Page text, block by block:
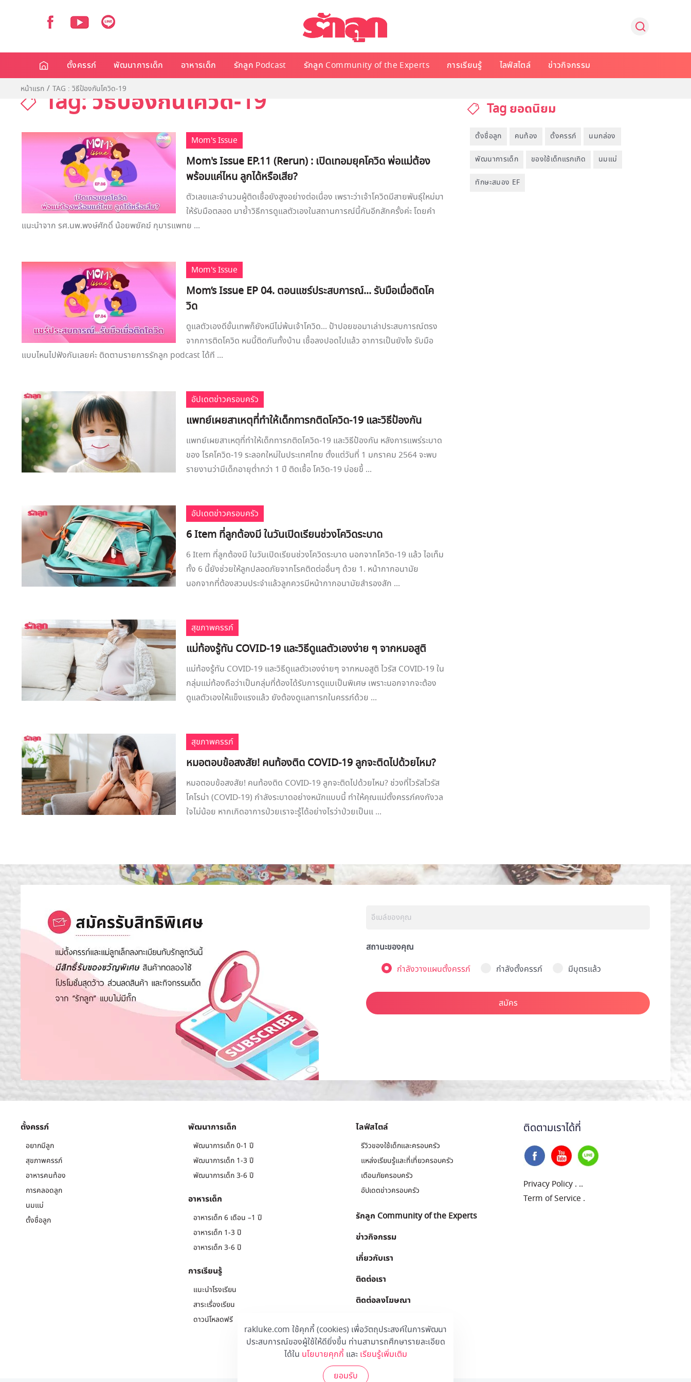
rakluke.com ใช้คุกกี้ (cookies) เพื่อวัตถุประสงค์ในการพัฒนา
ประสบการณ์ของผู้ใช้ให้ดียิ่งขึ้น ท่านสามารถศึกษารายละเอียด
ได้ใน นโยบายคุกกี้และ เรียนรู้เพิ่มเติม
ยอมรับ
ตั้งครรภ์ พัฒนาการเด็ก อาหารเด็ก รักลูก Podcast รักลูก Community of the Experts การเรียนรู้ ไลฟ์สไตล์ ข่าวกิจกรรม
หน้าแรก TAG : วิธีป้องกันโควิด-19
Tag: วิธีป้องกันโควิด-19
Mom's Issue
Mom's Issue EP.11 (Rerun) : เปิดเทอมยุคโควิด พ่อแม่ต้อง
พร้อมแค่ไหน ลูกได้หรือเสีย?
ตัวเลขและจำนวนผู้ติดเชื้อยังสูงอย่างต่อเนื่อง เพราะว่าเจ้าโควิดมีสายพันธุ์ใหม่มา
ให้รับมือตลอด มาย้ำวิธีการดูแลตัวเองในสถานการณ์นี้กันอีกสักครั้งค่ะ โดยคำ
แนะนำจาก รศ.นพ.พงษ์ศักดิ์ น้อยพยัคฆ์ กุมารแพทย ...
Mom's Issue
Mom’s Issue EP 04. ตอนแชร์ประสบการณ์... รับมือเมื่อติดโค
วิด
ดูแลตัวเองดีขั้นเทพก็ยังหนีไม่พ้นเจ้าโควิด... ป้าปอยขอมาเล่าประสบการณ์ตรง
จากการติดโควิด หนนี้ติดกันทั้งบ้าน เชื้อลงปอดไปแล้ว อาการเป็นยังไง รับมือ
แบบไหนไปฟังกันเลยค่ะ ติดตามรายการรักลูก podcast ได้ที ...
อัปเดตข่าวครอบครัว
แพทย์เผยสาเหตุที่ทำให้เด็กทารกติดโควิด-19 และวิธีป้องกัน
แพทย์เผยสาเหตุที่ทำให้เด็กทารกติดโควิด-19 และวิธีป้องกัน หลังการแพร่ระบาด
ของ โรคโควิด-19 ระลอกใหม่ในประเทศไทย ตั้งแต่วันที่ 1 มกราคม 2564 จะพบ
รายงานว่ามีเด็กอายุต่ำกว่า 1 ปี ติดเชื้อ โควิด-19 บ่อยขึ้ ...
อัปเดตข่าวครอบครัว
6 Item ที่ลูกต้องมี ในวันเปิดเรียนช่วงโควิดระบาด
6 Item ที่ลูกต้องมี ในวันเปิดเรียนช่วงโควิดระบาด นอกจากโควิด-19 แล้ว ไอเท็ม
ทั้ง 6 นี้ยังช่วยให้ลูกปลอดภัยจากโรคติดต่ออื่นๆ ด้วย 1. หน้ากากอนามัย
นอกจากที่ต้องสวมประจำแล้วลูกควรมีหน้ากากอนามัยสำรองสัก ...
สุขภาพครรภ์
แม่ท้องรู้ทัน COVID-19 และวิธีดูแลตัวเองง่าย ๆ จากหมอสูติ
แม่ท้องรู้ทัน COVID-19 และวิธีดูแลตัวเองง่ายๆ จากหมอสูติ ไวรัส COVID-19 ใน
กลุ่มแม่ท้องถือว่าเป็นกลุ่มที่ต้องได้รับการดูแบเป็นพิเศษ เพราะนอกจากจะต้อง
ดูแลตัวเองให้แข็งแรงแล้ว ยังต้องดูแลทารกในครรภ์ด้วย ...
สุขภาพครรภ์
หมอตอบข้อสงสัย! คนท้องติด COVID-19 ลูกจะติดไปด้วยไหม?
หมอตอบข้อสงสัย! คนท้องติด COVID-19 ลูกจะติดไปด้วยไหม? ช่วงที่ไวรัสไวรัส
โคโรน่า (COVID-19) กำลังระบาดอย่างหนักแบบนี้ ทำให้คุณแม่ตั้งครรภ์คงกังวล
ใจไม่น้อย หากเกิดอาการป่วยเราจะรู้ได้อย่างไรว่าป่วยเป็นแ ...
Tag ยอดนิยม
ตั้งชื่อลูก คนท้อง ตั้งครรภ์ นมกล่อง
พัฒนาการเด็ก ของใช้เด็กแรกเกิด นมแม่
ทักษะสมอง EF
สถานะของคุณ
กำลังวางแผนตั้งครรภ์
กำลังตั้งครรภ์ มีบุตรแล้ว
สมัคร
ตั้งครรภ์
อยากมีลูก
สุขภาพครรภ์
อาหารคนท้อง
การคลอดลูก
นมแม่
ตั้งชื่อลูก
พัฒนาการเด็ก
พัฒนาการเด็ก 0-1 ปี
พัฒนาการเด็ก 1-3 ปี
พัฒนาการเด็ก 3-6 ปี
อาหารเด็ก
อาหารเด็ก 6 เดือน –1 ปี
อาหารเด็ก 1-3 ปี
อาหารเด็ก 3-6 ปี
การเรียนรู้
แนะนำโรงเรียน
สาระเรื่องเรียน
ดาวน์โหลดฟรี
ไลฟ์สไตล์
รีวิวของใช้เด็กและครอบครัว
แหล่งเรียนรู้และที่เที่ยวครอบครัว
เตือนภัยครอบครัว
อัปเดตข่าวครอบครัว
รักลูก Community of the Experts
ข่าวกิจกรรม
เกี่ยวกับเรา
ติดต่อเรา
ติดต่อลงโฆษณา
ติดตามเราได้ที่
Privacy Policy . ..
Term of Service .